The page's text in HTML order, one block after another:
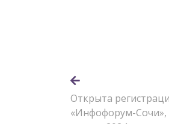
Открыта
«Инфофорум-Сочи»,